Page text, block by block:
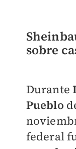
sobre
Durante
Pueblo
federal